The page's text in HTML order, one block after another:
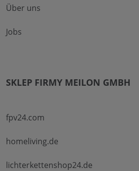
Über uns
Jobs
SKLEP FIRMY MEILON GMBH
fpv24.com
homeliving.de
lichterkettenshop24.de